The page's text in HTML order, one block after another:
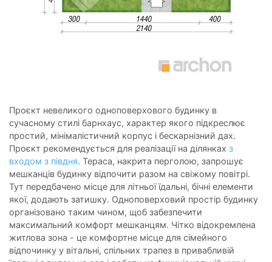
Проєкт невеликого одноповерхового будинку в
сучасному стилі барнхаус, характер якого підкреслює
простий, мінімалістичний корпус і бескарнізний дах.
Проєкт рекомендується для реалізації на ділянках з
входом з півдня. Тераса, накрита перголою, запрошує
мешканців будинку відпочити разом на свіжому повітрі.
Тут передбачено місце для літньої їдальні, бічні елементи
якої, додають затишку. Одноповерховий простір будинку
організовано таким чином, щоб забезпечити
максимальний комфорт мешканцям. Чітко відокремлена
житлова зона - це комфортне місце для сімейного
відпочинку у вітальні, спільних трапез в привабливій